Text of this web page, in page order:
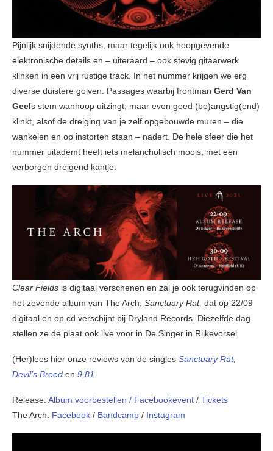
Pijnlijk snijdende synths, maar tegelijk ook hoopgevende
elektronische details en – uiteraard – ook stevig gitaarwerk
klinken in een vrij rustige track. In het nummer krijgen we erg
diverse duistere golven. Passages waarbij frontman Gerd Van
Geels stem wanhoop uitzingt, maar even goed (be)angstig(end)
klinkt, alsof de dreiging van je zelf opgebouwde muren – die
wankelen en op instorten staan – nadert. De hele sfeer die het
nummer uitademt heeft iets melancholisch moois, met een
verborgen dreigend kantje.
Clear Fields is digitaal verschenen en zal je ook terugvinden op
het zevende album van The Arch, Sanctuary Rat, dat op 22/09
digitaal en op cd verschijnt bij Dryland Records. Diezelfde dag
stellen ze de plaat ook live voor in De Singer in Rijkevorsel.
(Her)lees hier onze reviews van de singles Sanctuary Rat,
Devil’s Breed en 9,81
Release: Album voorbestellen / Facebookevent / Tickets
The Arch: Facebook / Bandcamp / Instagram